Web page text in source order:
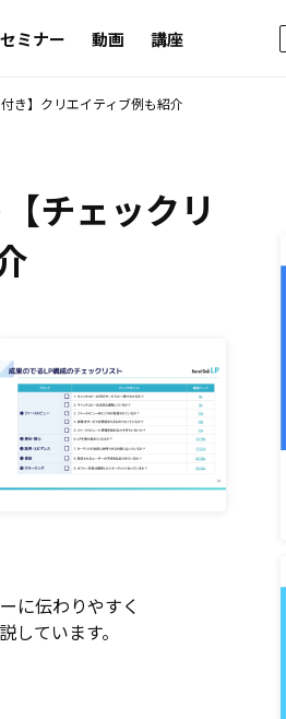
セミナー 動画 講座
き】クリエイティブ例も紹介
チェックリ
に伝わりやすく
ています。